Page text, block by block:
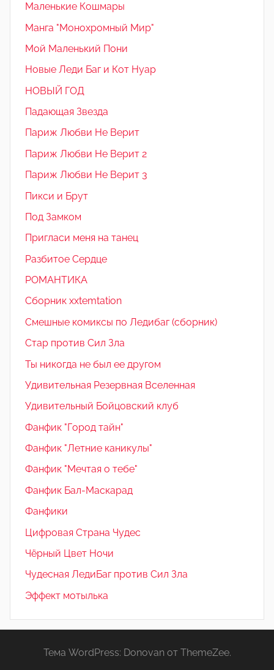
Маленькие Кошмары
Манга "Монохромный Мир"
Мой Маленький Пони
Новые Леди Баг и Кот Нуар
НОВЫЙ ГОД
Падающая Звезда
Париж Любви Не Верит
Париж Любви Не Верит 2
Париж Любви Не Верит 3
Пикси и Брут
Под Замком
Пригласи меня на танец
Разбитое Сердце
РОМАНТИКА
Сборник xxtemtation
Смешные комиксы по Ледибаг (сборник)
Стар против Сил Зла
Ты никогда не был ее другом
Удивительная Резервная Вселенная
Удивительный Бойцовский клуб
Фанфик "Город тайн"
Фанфик "Летние каникулы"
Фанфик "Мечтая о тебе"
Фанфик Бал-Маскарад
Фанфики
Цифровая Страна Чудес
Чёрный Цвет Ночи
Чудесная ЛедиБаг против Сил Зла
Эффект мотылька
Тема WordPress: Donovan от ThemeZee.